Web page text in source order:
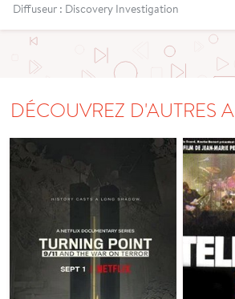
Diffuseur : Discovery Investigation
DÉCOUVREZ D'AUTRES